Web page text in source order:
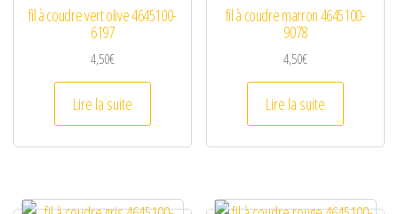
fil à coudre vert olive 4645100-
6197
4,50€
Lire la suite
fil à coudre marron 4645100-
9078
4,50€
Lire la suite